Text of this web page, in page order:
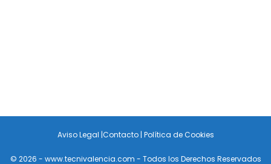
Aviso Legal |Contacto| Política de Cookies
© 2026 - www.tecnivalencia.com - Todos los Derechos Reservados